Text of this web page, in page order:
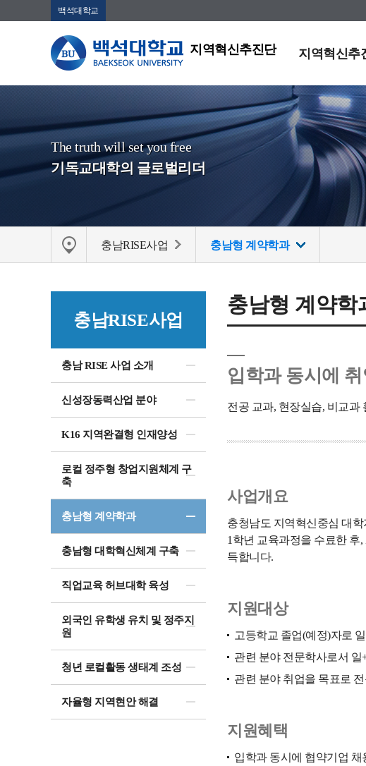
백석대학교
지역혁신추진단 지역혁신추
The truth will set you free
기독교대학의 글로벌리더
충남RISE사업 충남형 계약학과
충남RISE사업
충남 RISE 사업 소개
신성장동력산업 분야
K16 지역완결형 인재양성
로컬 정주형 창업지원체계 구
축
충남형 계약학과
충남형 대학혁신체계 구축
직업교육 허브대학 육성
외국인 유학생 유치 및 정주지
원
청년 로컬활동 생태계 조성
자율형 지역현안 해결
충남형 계약학
입학과 동시에
전공 교과, 현장실습, 비교과
사업개요
충청남도 지역혁신중심 대
1학년 교육과정을 수료한 후
득합니다.
지원대상
고등학교 졸업(예정)자로
관련 분야 전문학사로서
관련 분야 취업을 목표로
지원혜택
입학과 동시에 협약기업 채